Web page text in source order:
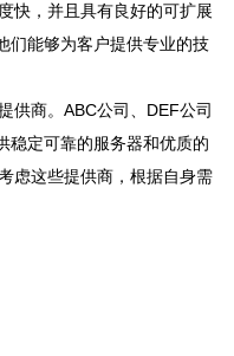
快，并且具有良好的可扩展
们能够为客户提供专业的技
供商。ABC公司、DEF公司
稳定可靠的服务器和优质的
虑这些提供商，根据自身需